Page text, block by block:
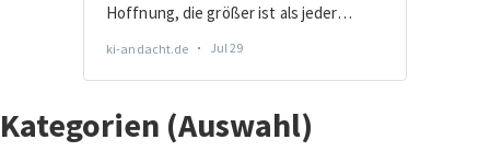
Kategorien (Auswahl)